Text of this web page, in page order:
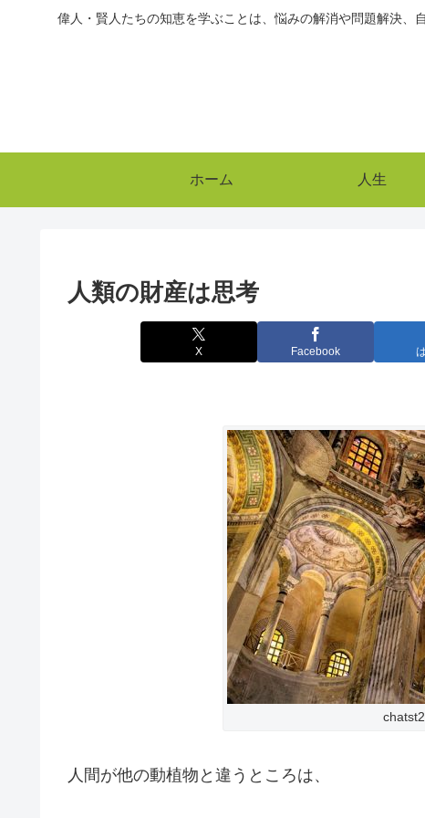
偉人・賢人たちの知恵を学ぶことは、悩みの解消や問題解決
ホーム 人生
人類の財産は思考
X Facebook
人間が他の動植物と違うところは、